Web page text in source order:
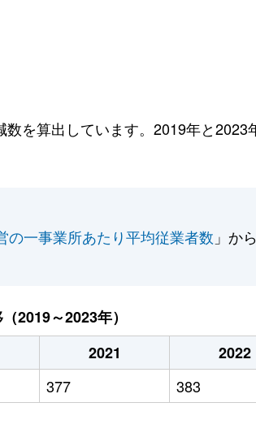
を算出しています。2019年と2023
の一事業所あたり平均従業者数 」か
2019～2023年）
2021 2022
377 383